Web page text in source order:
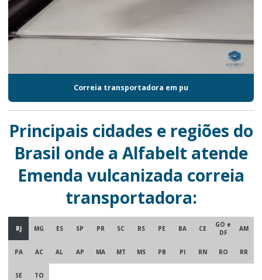
Correia transportadora em pu
Principais cidades e regiões do
Brasil onde a Alfabelt atende
Emenda vulcanizada correia
transportadora:
RJ MG ES SP PR SC RS PE BA CE
GO e
DF
AM
PA AC AL AP MA MT MS PB PI RN RO RR
SE TO